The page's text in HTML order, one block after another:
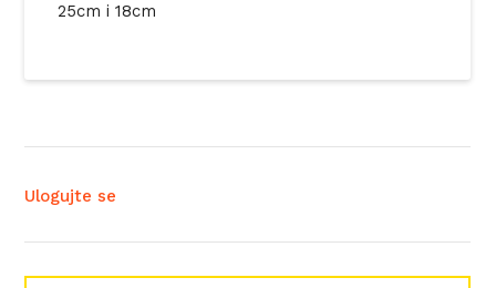
25cm i 18cm
Ulogujte se